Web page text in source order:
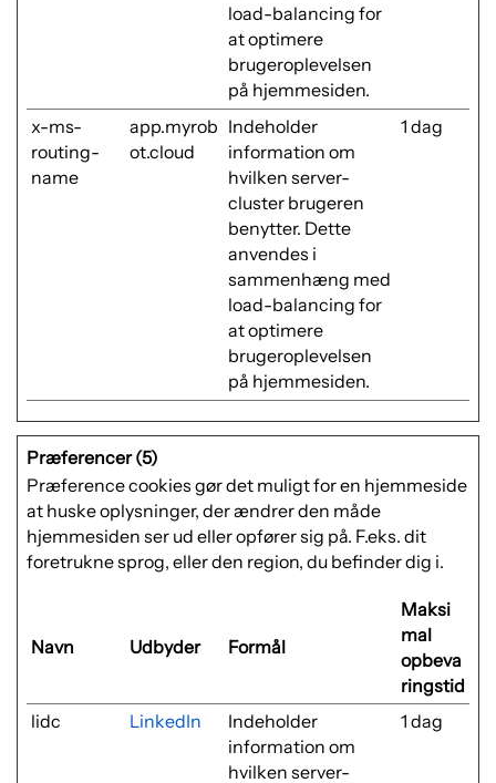
load-balancing for
at optimere
brugeroplevelsen
på hjemmesiden.
x-ms-
routing-
name
app.myrob
ot.cloud
Indeholder
information om
hvilken server-
cluster brugeren
benytter. Dette
anvendes i
sammenhæng med
load-balancing for
at optimere
brugeroplevelsen
på hjemmesiden.
1 dag
Præferencer (5)
Præference cookies gør det muligt for en hjemmeside
at huske oplysninger, der ændrer den måde
hjemmesiden ser ud eller opfører sig på. F.eks. dit
foretrukne sprog, eller den region, du befinder dig i.
Navn Udbyder Formål
Maksi
mal
opbeva
ringstid
lidc
LinkedIn
Indeholder
information om
hvilken server-
1 dag